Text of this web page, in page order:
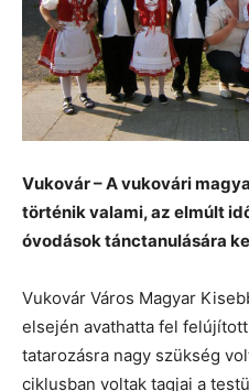
Vukovár – A vukovári
történik valami, az elmúlt
óvodások tánctanulására
Vukovár Város Magyar
elsején avathatta fel
tatarozásra nagy szükség
ciklusban voltak tagjai a